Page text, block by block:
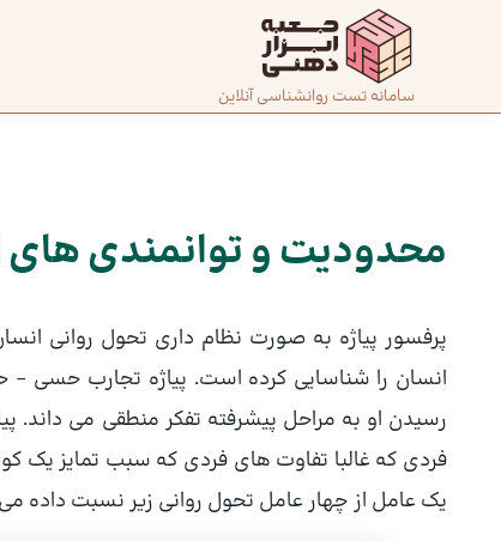
سامانه تست روانشناسی آنلاین
صفحه
ما
با ما
دسته‌بندی
تست‌ها
محدودیت و توانمندی های
پرفسور پیاژه به صورت نظام داری تحول روانی
انسان را شناسایی کرده است. پیاژه تجارب حسی
فردی که غالبا تفاوت های فردی که سبب تمایز یک
یک عامل از چهار عامل تحول روانی زیر نسبت داده
پیمایش